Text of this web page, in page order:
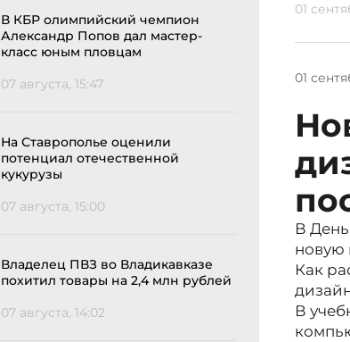
В КБР олимпийский чемпион
Александр Попов дал мастер-
класс юным пловцам
07 августа, 15:47
На Ставрополье оценили
потенциал отечественной
кукурузы
07 августа, 15:00
Владелец ПВЗ во Владикавказе
похитил товары на 2,4 млн рублей
07 августа, 14:02
01
01
В
новую
Как
В